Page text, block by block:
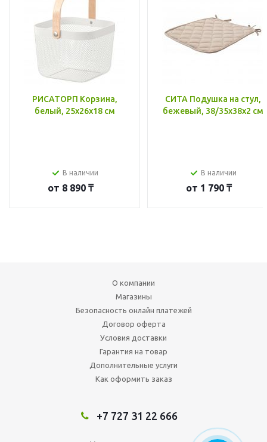
РИСАТОРП Корзина,
белый, 25x26x18 см
В наличии
от 8 890 ₸
СИТА Подушка на стул,
бежевый, 38/35x38x2 см
В наличии
от 1 790 ₸
О компании
Магазины
Безопасность онлайн платежей
Договор оферта
Условия доставки
Гарантия на товар
Дополнительные услуги
Как оформить заказ
+7 727 31 22 666